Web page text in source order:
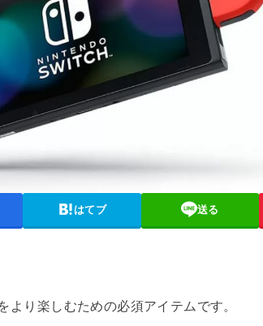
はてブ 送る
より楽しむための必須アイテムです。